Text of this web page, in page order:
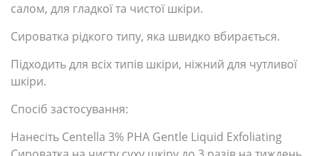
салом, для гладкої та чистої шкіри.
Сироватка рідкого типу, яка швидко вбирається.
Підходить для всіх типів шкіри, ніжний для чутливої
шкіри.
Спосіб застосування:
Нанесіть Centella 3% PHA Gentle Liquid Exfoliating